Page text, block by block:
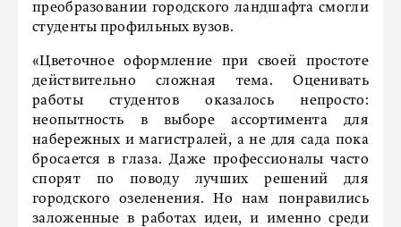
преобразовании городского ландшафта смогли
студенты профильных вузов.
«Цветочное оформление при своей простоте
действительно сложная тема. Оценивать
работы студентов оказалось непросто:
неопытность в выборе ассортимента для
набережных и магистралей, а не для сада пока
бросается в глаза. Даже профессионалы часто
спорят по поводу лучших решений для
городского озеленения. Но нам понравились
заложенные в работах идеи, и именно среди